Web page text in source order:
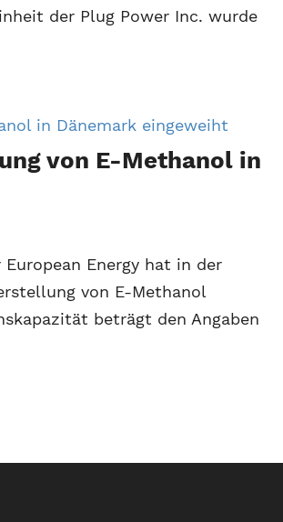
der Plug Power Inc. wurde
von E-Methanol in
Energy hat in der
von E-Methanol
beträgt den Angaben